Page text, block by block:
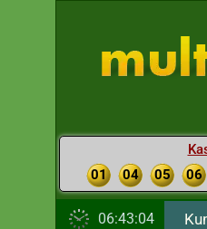
01
04 05 06
06:43:05